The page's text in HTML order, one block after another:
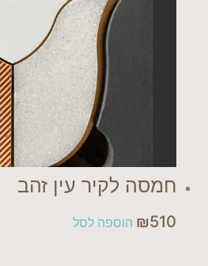
חמסה לקיר עין זהב
₪510 הוספה לסל